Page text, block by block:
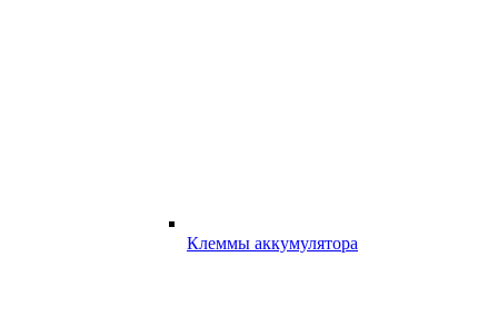
Клеммы аккумулятора